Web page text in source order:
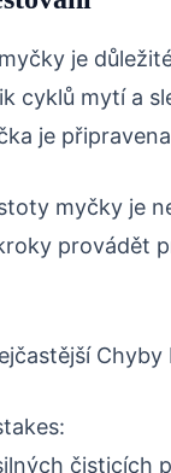
je
cyklů mytí a
je
myčky je
provádět
čisticích